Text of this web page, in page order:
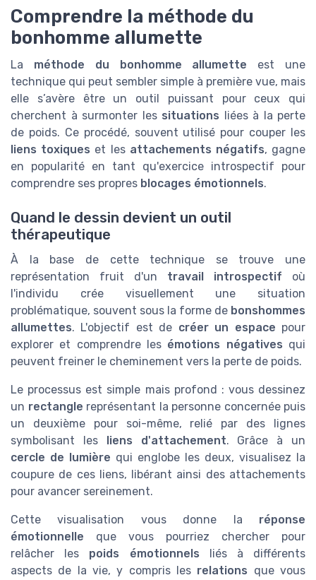
Comprendre la méthode du
bonhomme allumette
La méthode du bonhomme allumette est une
technique qui peut sembler simple à première vue, mais
elle s’avère être un outil puissant pour ceux qui
cherchent à surmonter les situations liées à la perte
de poids. Ce procédé, souvent utilisé pour couper les
liens toxiques et les attachements négatifs, gagne
en popularité en tant qu'exercice introspectif pour
comprendre ses propres blocages émotionnels.
Quand le dessin devient un outil
thérapeutique
À la base de cette technique se trouve une
représentation fruit d'un travail introspectif où
l'individu crée visuellement une situation
problématique, souvent sous la forme de bonshommes
allumettes. L'objectif est de créer un espace pour
explorer et comprendre les émotions négatives qui
peuvent freiner le cheminement vers la perte de poids.
Le processus est simple mais profond : vous dessinez
un rectangle représentant la personne concernée puis
un deuxième pour soi-même, relié par des lignes
symbolisant les
liens d'attachement. Grâce à un
cercle de lumière qui englobe les deux, visualisez la
coupure de ces liens, libérant ainsi des attachements
pour avancer sereinement.
Cette visualisation vous donne la réponse
émotionnelle que vous pourriez chercher pour
relâcher les poids émotionnels liés à différents
aspects de la vie, y compris les relations que vous